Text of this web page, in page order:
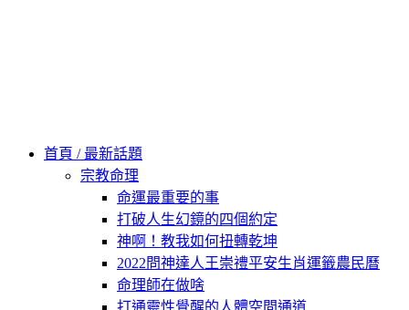
首頁 / 最新話題
宗教命理
命運最重要的事
打破人生幻鏡的四個約定
神啊！教我如何扭轉乾坤
2022問神達人王崇禮平安生肖運籤農民曆
命理師在做啥
打通靈性覺醒的人體空間通道